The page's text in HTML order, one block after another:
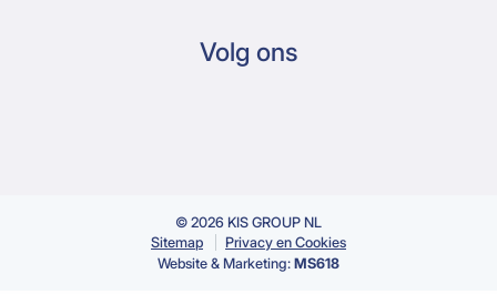
Volg ons
© 2026 KIS GROUP NL
Sitemap
Privacy en Cookies
Website & Marketing: MS618